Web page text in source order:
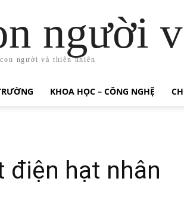
người
người và thiên nhiên
KHOA HỌC – CÔNG NGHỆ
điện hạt nhân